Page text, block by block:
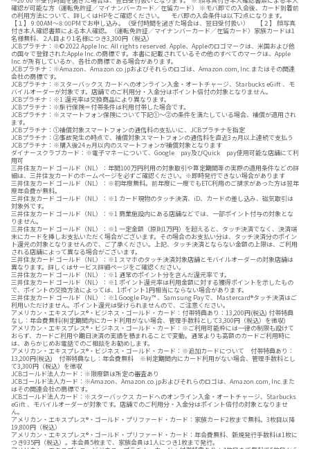
確認が可能な方（運転免許証／マイナンバーカード／在留カード） ※モバ即での入会後、カード到着前
の利用方法について、詳しくはHPをご確認ください。 モバ即の入会条件は以下2点になります。
【１】 9:00AM～8:00PMでお申し込み。（受付時間を過ぎた場合は、翌日受付扱い） 【２】 顔写真
付き本人確認書類による本人確認。（運転免許証／マイナンバーカード／在留カード）家族カードは1
名様無料、 2人目より1名様につき3,300円（税込）
JCBプラチナ：※© 2022 Apple Inc. All rights reserved. Apple、Appleのロゴマークは、米国および他
の国々で登録されたApple Inc.の商標です。本書に記載されているその他のすべてのマークは、Apple
Inc.が所有しているか、各社の商標である場合があります。
JCBプラチナ：※Amazon、Amazon.co.jpおよびそれらのロゴは、Amazon.com, Inc.またはその関連
会社の商標です。
JCBプラチナ：※スターバックス カードへのオンライン入金・オートチャージ、Starbucks eGift 、モ
バイルオーダーが対象です。店舗でのご利用分・入金分はポイント倍付の対象となりません。
JCBプラチナ：※1:還元率は交換商品により異なります。
JCBプラチナ：※旅行保険＝付帯条件は利用付帯した場合です。
JCBプラチナ：※スマートフォン保険について下記①～②の条件を満たしている場合、補償が適用され
ます。
JCBプラチナ：①補償対象スマートフォンの通信料の支払いに、JCBプラチナを指定
JCBプラチナ：②事故発生の時点で、補償対象スマートフォンの通信料を直近3ヵ月以上連続で支払う
JCBプラチナ：※購入後24ヵ月以内のスマートフォンが補償対象となります
ダイナースクラブカード：※電子マネーについて、Google pay及びQuick pay使用可能な店舗にて利
用可
三井住友カード ゴールド（NL）：年間100万円利用の対象取引や算定期間等の実際の適用条件などの詳
細は、三井住友カードのホームページを必ずご確認ください。※即時発行できない場合があります
三井住友カード ゴールド（NL）：※初年度無料。前年度に一度でもETC利用のご請求があった方は翌年
度年会費が無料。
三井住友カード ゴールド（NL）：※1 カード現物のタッチ決済、iD、カードの差し込み、磁気取引は
対象外です。
三井住友カード ゴールド（NL）：※1 商業施設内にある店舗などでは、一部ポイント付与の対象とな
りません。
三井住友カード ゴールド（NL）：※1 一定金額（原則1万円）を超えると、タッチ決済でなく、決済端
末にカードを挿しお支払いただく場合がございます。その場合のお支払い分は、タッチ決済分のポイン
ト還元の対象となりませんので、ご了承ください。上記、タッチ決済とならない金額の上限は、ご利用
される店舗によって異なる場合がございます。
三井住友カード ゴールド（NL）：※1 スマホのタッチ決済対象店舗とモバイルオーダーの対象店舗は
異なります。詳しくはサービス詳細ページをご確認ください。
三井住友カード ゴールド（NL）：※1 通常のポイント分を含んだ還元率です。
三井住友カード ゴールド（NL）：※1 ポイント還元率は利用金額に対する獲得ポイントを示したもの
で、ポイントの交換方法によっては、1ポイント1円相当にならない場合があります。
三井住友カード ゴールド（NL）：※1 Google Pay™ 、Samsung Payで、Mastercard®タッチ決済はご
利用いただけません。ポイント還元は受けられませんので、ご注意ください。
アメリカン・エキスプレス®・ビジネス・ゴールド・カード：付帯特典あり：13,200円(税込) 付帯特典
なし：年会費無料(判定期間内にカード利用がない場合、管理手数料として3,300円（税込）を徴収)
アメリカン・エキスプレス®・ビジネス・ゴールド・カード：※ご利用可能枠には一律の制限も設けて
おらず、カードご利用や期日決済の実績を積まれることで変動。通常よりも高額のカードご利用時に
は、あらかじめお電話でのご相談をお勧めします。
アメリカン・エキスプレス®・ビジネス・ゴールド・カード：※追加カードについて 付帯特典あり：
13,200円(税込) 付帯特典なし：年会費無料 ※判定期間内にカード利用がない場合、管理手数料とし
て3,300円（税込）を徴収
JCBゴールド法人カード：※限度額は所定の審査あり
JCBゴールド法人カード：※Amazon、Amazon.co.jpおよびそれらのロゴは、Amazon.com, Inc.また
はその関連会社の商標です。
JCBゴールド法人カード：※スターバックス カードへのオンライン入金・オートチャージ、Starbucks
eGift 、モバイルオーダーが対象です。店舗でのご利用分・入金分はポイント倍付の対象となりませ
ん。
アメリカン・エキスプレス®・ゴールド・プリファード・カード：家族カード2枚まで無料。3枚目以降
19,800円（税込）
アメリカン・エキスプレス®・ゴールド・プリファード・カード：年会費無料、新規発行手数料は1枚に
つき935円（税込）。本会員5枚まで、家族会員は1人につき1枚まで発行。